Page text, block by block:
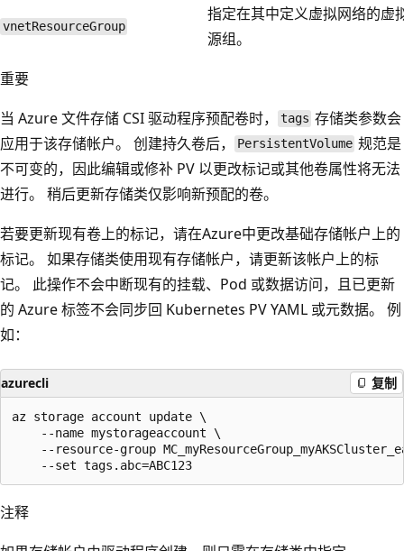
vnetResourceGroup
指定在其中定义虚拟网络的虚
源组。
重要
当 Azure 文件存储 CSI 驱动程序预配卷时，
tags 存储类参数会
应用于该存储帐户。 创建持久卷后，
PersistentVolume 规范是
不可变的，因此编辑或修补 PV 以更改标记或其他卷属性将无法
进行。 稍后更新存储类仅影响新预配的卷。
若要更新现有卷上的标记，请在Azure中更改基础存储帐户上的
标记。 如果存储类使用现有存储帐户，请更新该帐户上的标
记。 此操作不会中断现有的挂载、Pod 或数据访问，且已更新
的 Azure 标签不会同步回 Kubernetes PV YAML 或元数据。 例
如：
azurecli 复制
az storage account update \
    --name mystorageaccount \
--resource-group
注释